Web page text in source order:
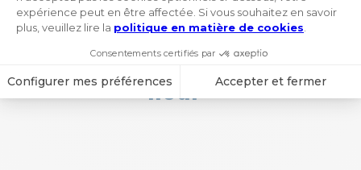
Vous aimerez aussi ces
produits de la collection
Roar :